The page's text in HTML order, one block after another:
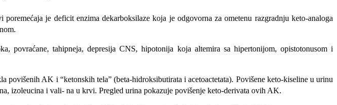
je deficit enzima dekarboksilaze koja je odgovorna za ometenu raz­gradnju keto-analoga
povraćane, tahipneja, depre­sija CNS, hipotonija koja altemira sa hipertonijom, opistotonusom i
povišenih AK i “ketonskih tela” (beta-hidroksibutirata i acetoactetata). Povišene keto-kiseline u urinu
izoleucina i vali- na u krvi. Pregled urina pokazuje povišenje keto-derivata ovih AK.